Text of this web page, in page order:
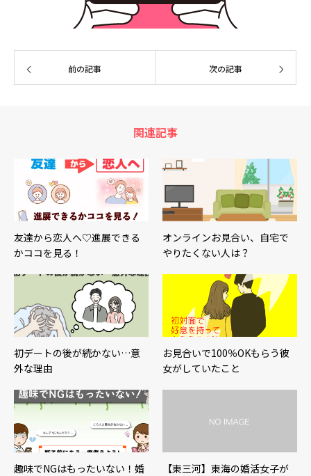
前の記事 次の記事
関連記事
友達から恋人へ♡進展できる
かココを見る！
オンラインお見合い、自宅で
やりたくない人は？
初デートの後が続かない…意
外な理由
お見合いで100％OKもらう彼
女がしていたこと
趣味でNGはもったいない！婚
【東三河】東海の婚活女子が